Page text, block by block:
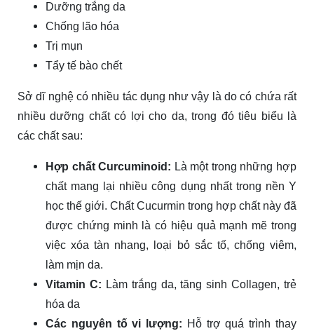
Dưỡng trắng da
Chống lão hóa
Trị mụn
Tẩy tế bào chết
Sở dĩ nghệ có nhiều tác dụng như vậy là do có chứa rất
nhiều dưỡng chất có lợi cho da, trong đó tiêu biểu là
các chất sau:
Hợp chất Curcuminoid: Là một trong những hợp
chất mang lại nhiều công dụng nhất trong nền Y
học thế giới. Chất Cucurmin trong hợp chất này đã
được chứng minh là có hiệu quả mạnh mẽ trong
việc xóa tàn nhang, loại bỏ sắc tố, chống viêm,
làm mịn da.
Vitamin C: Làm trắng da, tăng sinh Collagen, trẻ
hóa da
Các nguyên tố vi lượng: Hỗ trợ quá trình thay